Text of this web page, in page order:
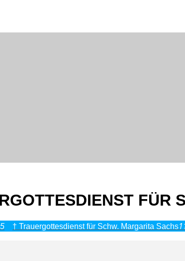
FÜR
† Trauergottesdienst für Schw. Margarita Sachs